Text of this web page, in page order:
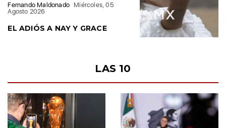
Fernando Maldonado Miércoles, 05
Agosto 2026
EL ADIÓS A NAY Y GRACE
LAS 10